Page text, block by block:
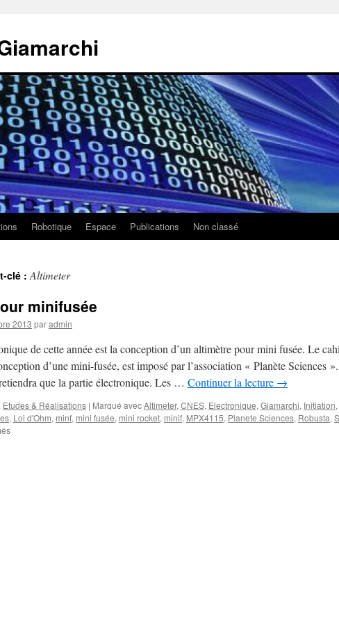
Robotique Espace Publications Non classé
clé :Altimeter
minifusée
2013 paradmin
de cette année est la conception d’un altimètre pour mini fusée. Le
d’une mini-fusée, est imposé par l’association « Planète Sciences
que la partie électronique. Les … Continuer la lecture →
Etudes & Réalisations | Marqué avecAltimeter, CNES, Electronique, Giamarchi, Initiation,
, Loi d'Ohm, minf, mini fusée, mini rocket, minif, MPX4115, Planete Sciences, Robusta,
sur